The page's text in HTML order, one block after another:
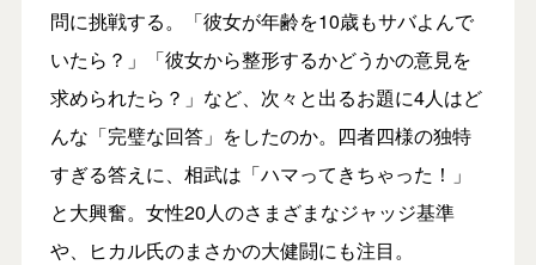
問に挑戦する。「彼女が年齢を10歳もサバよんで
いたら？」「彼女から整形するかどうかの意見を
求められたら？」など、次々と出るお題に4人はど
んな「完璧な回答」をしたのか。四者四様の独特
すぎる答えに、相武は「ハマってきちゃった！」
と大興奮。女性20人のさまざまなジャッジ基準
や、ヒカル氏のまさかの大健闘にも注目。